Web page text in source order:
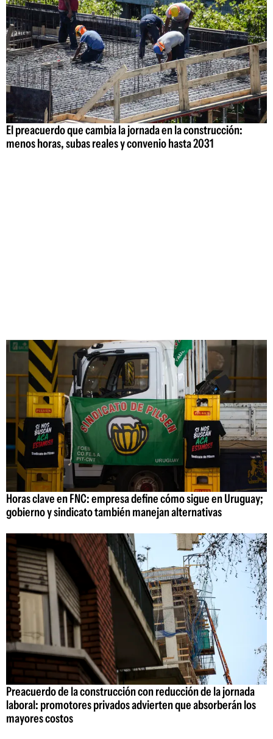
El preacuerdo que cambia la jornada en la construcción:
menos horas, subas reales y convenio hasta 2031
Horas clave en FNC: empresa define cómo sigue en Uruguay;
gobierno y sindicato también manejan alternativas
Preacuerdo de la construcción con reducción de la jornada
laboral: promotores privados advierten que absorberán los
mayores costos